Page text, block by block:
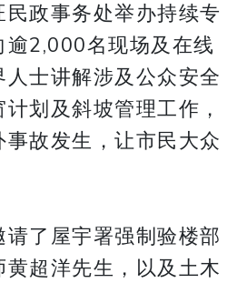
政事务处举办持续专
逾2,000名现场及在线
士讲解涉及公众安全
划及斜坡管理工作，
故发生，让市民大众
了屋宇署强制验楼部
超洋先生，以及土木